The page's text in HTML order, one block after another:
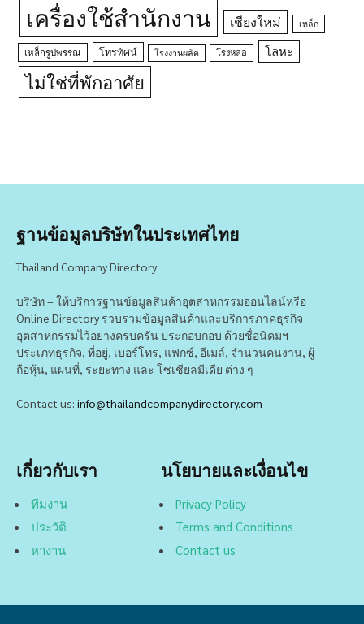
เครื่องใช้สำนักงาน เชียงใหม่ เหล็ก
เหล็กรูปพรรณ โทรทัศน์ โรงงานผลิต โรงหล่อ โลหะ
ไม่ใช่ที่พักอาศัย
ฐานข้อมูลบริษัทในประเทศไทย
Thailand Company Directory
บริษัท – ให้บริการฐานข้อมูลสินค้าอุตสาหกรรมออนไลน์หรือ
Online Directory รวบรวมข้อมูลสินค้าและบริการภาคธุรกิจ
อุตสาหกรรมไว้อย่างครบครัน ประกอบกอบ ด้วยชื่อนิคมฯ
ประเภทธุรกิจ, ที่อยู่, เบอร์โทร, แฟกซ์, อีเมล์, จำนวนคนงาน, ผู้
ถือหุ้น, แผนที่, ระยะทาง และ โซเชียลมีเดีย ต่าง ๆ
Contact us: info@thailandcompanydirectory.com
เกี่ยวกับเรา
ทีมงาน
ประวัติ
หางาน
นโยบายและเงื่อนไข
Privacy Policy
Terms and Conditions
Contact us